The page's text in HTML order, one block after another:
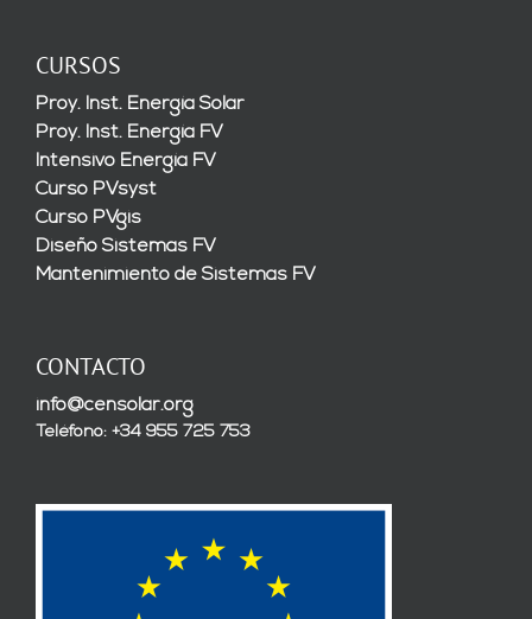
CURSOS
Proy. Inst. Energía Solar
Proy. Inst. Energía FV
Intensivo Energía FV
Curso PVsyst
Curso PVgis
Diseño Sistemas FV
Mantenimiento de Sistemas FV
CONTACTO
info@censolar.org
Teléfono: +34 955 725 753